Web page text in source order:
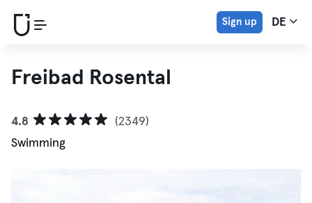
Sign up DE
Freibad Rosental
4.8
(2349)
Swimming